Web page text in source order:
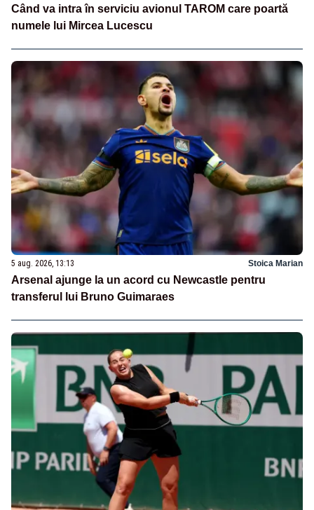
Când va intra în serviciu avionul TAROM care poartă
numele lui Mircea Lucescu
5 aug. 2026, 13:13 Stoica Marian
Arsenal ajunge la un acord cu Newcastle pentru
transferul lui Bruno Guimaraes